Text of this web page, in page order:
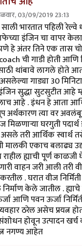
03/09/2019 23:13
भारतात पहिली रेल्वे
इंजिन चा वापर
हे अंतर तिने एक तास
ची गाडी होती
थांबावे लागले होते
गाड्या 30
सुद्धा सुटसुटीत आहे
आहे . इंधन हे आता
त्या वर
घरगुती
तरी आर्थिक स्वार्थ
मालकी एकाच बलाढ्य
ह्याची पूर्ण
वाहन जरी आली तरी
. घरात वीज
केले जातील .
आणि पवन ऊर्जा
ठरेल असेच प्रयत्न
होवून उत्पादन
नगण्य आहेत